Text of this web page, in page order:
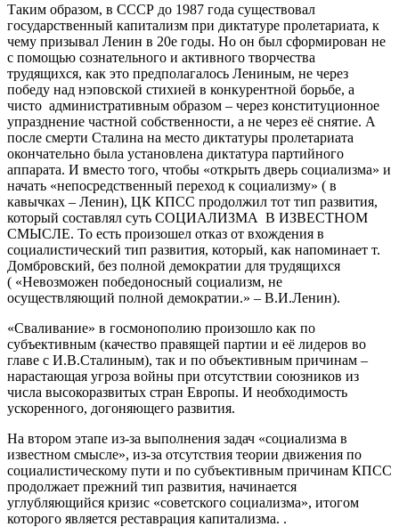
Таким образом, в СССР до 1987 года существовал
государственный капитализм при диктатуре пролетариата, к
чему призывал Ленин в 20е годы. Но он был сформирован не
с помощью сознательного и активного творчества
трудящихся, как это предполагалось Лениным, не через
победу над нэповской стихией в конкурентной борьбе, а
чисто административным образом – через конституционное
упразднение частной собственности, а не через её снятие. А
после смерти Сталина на место диктатуры пролетариата
окончательно была установлена диктатура партийного
аппарата. И вместо того, чтобы «открыть дверь социализма» и
начать «непосредственный переход к социализму» ( в
кавычках – Ленин), ЦК КПСС продолжил тот тип развития,
который составлял суть СОЦИАЛИЗМА В ИЗВЕСТНОМ
СМЫСЛЕ. То есть произошел отказ от вхождения в
социалистический тип развития, который, как напоминает т.
Домбровский, без полной демократии для трудящихся
( «Невозможен победоносный социализм, не
осуществляющий полной демократии.» – В.И.Ленин).
«Сваливание» в госмонополию произошло как по
субъективным (качество правящей партии и её лидеров во
главе с И.В.Сталиным), так и по объективным причинам –
нарастающая угроза войны при отсутствии союзников из
числа высокоразвитых стран Европы. И необходимость
ускоренного, догоняющего развития.
На втором этапе из-за выполнения задач «социализма в
известном смысле», из-за отсутствия теории движения по
социалистическому пути и по субъективным причинам КПСС
продолжает прежний тип развития, начинается
углубляющийся кризис «советского социализма», итогом
которого является реставрация капитализма. .